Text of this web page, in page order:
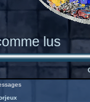
lus